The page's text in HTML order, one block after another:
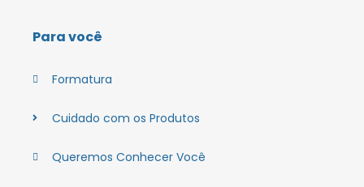
Para você
Formatura
Cuidado com os Produtos
Queremos Conhecer Você